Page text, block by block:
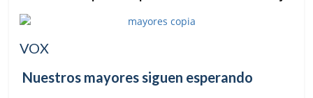
VOX
Nuestros mayores siguen esperando